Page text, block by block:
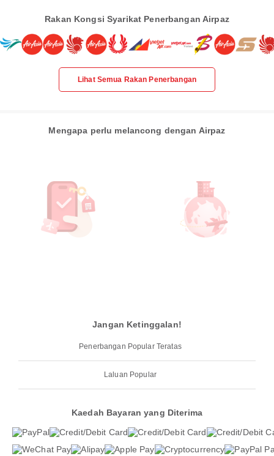
Rakan Kongsi Syarikat Penerbangan Airpaz
Lihat Semua Rakan Penerbangan
Mengapa perlu melancong dengan Airpaz
Jangan Ketinggalan!
Penerbangan Popular Teratas
Laluan Popular
Kaedah Bayaran yang Diterima